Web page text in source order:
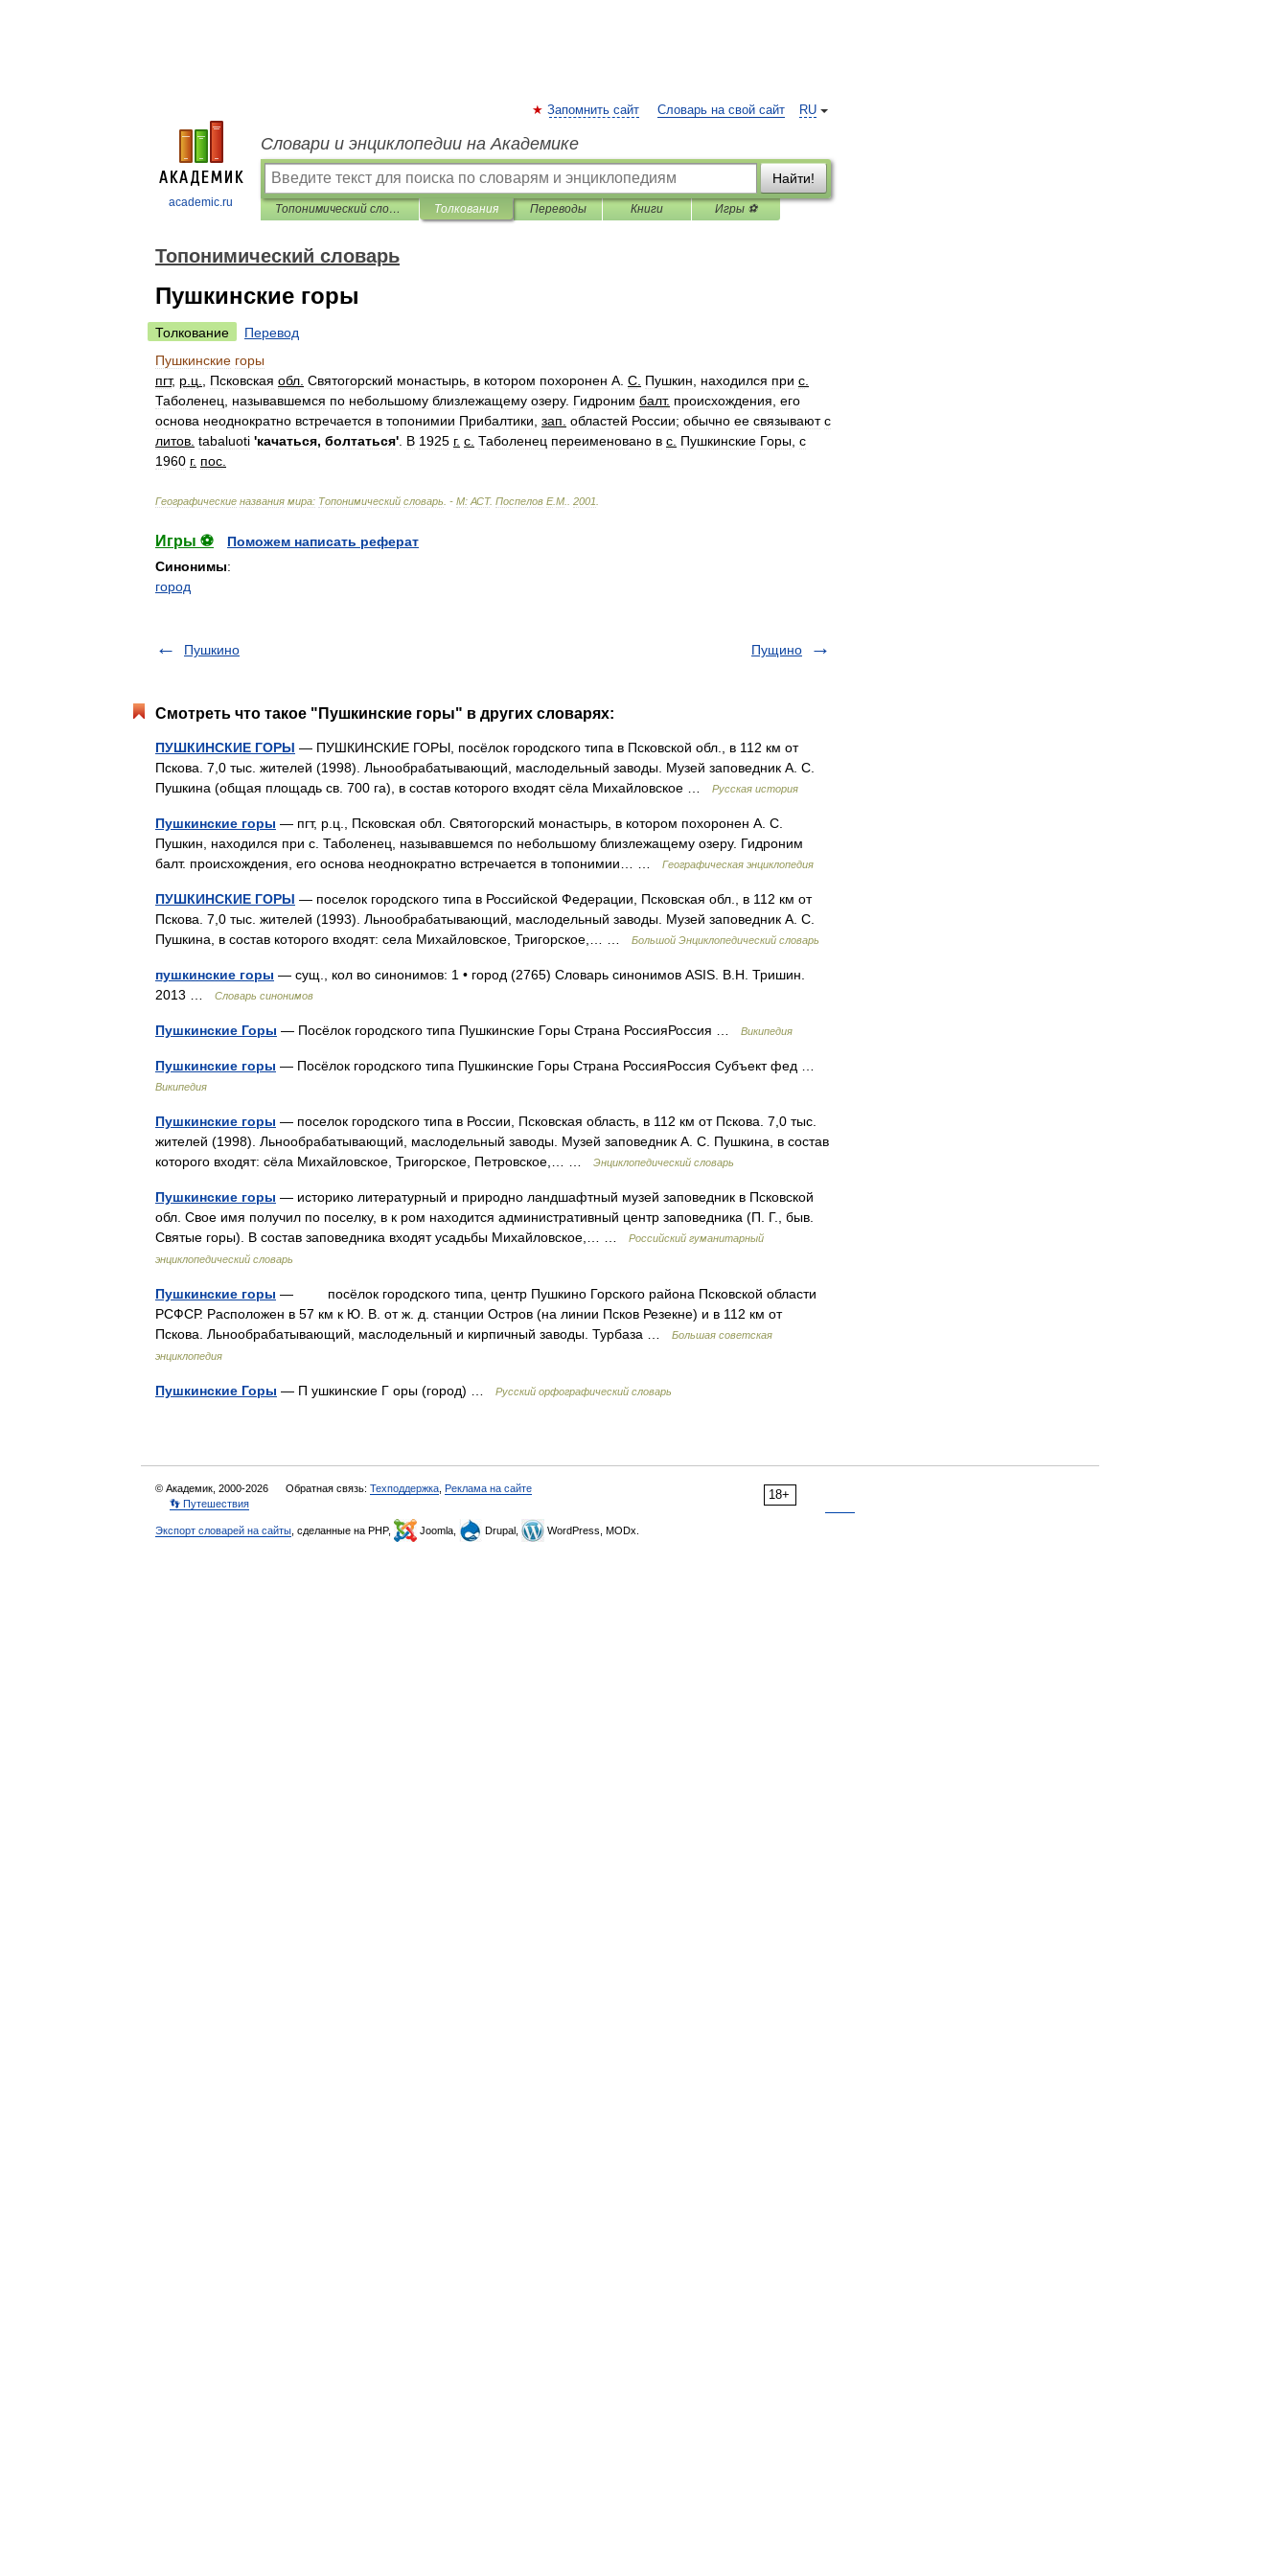
academic.ru
RU
Запомнить сайт Словарь на свой сайт
Словари и энциклопедии на Академике
Найти!
Топонимический словарь Толкования Переводы Книги Игры ⚽
Топонимический словарь
Пушкинские горы
Толкование
Перевод
Пушкинские горы
пгт, р ц Псковская обл Святогорский монастырь в котором похоронен А С Пушкин находился при с
Таболенец
называвшемся по небольшому близлежащему озеру. Гидроним балт. происхождения его
основа неоднократно встречается в топонимии Прибалтики зап областей России; обычно ее связывают с
литов tabaluoti 'качаться, болтаться' В 1925 г. с Таболенец переименовано в с Пушкинские Горы с
1960 г. пос
Географические названия мира: Топонимический словарь . - М: АСТ. Поспелов Е.М 2001
Игры ⚽
Поможем написать реферат
Синонимы:
город
Пушкино Пущино
Смотреть что такое "Пушкинские горы" в других словарях:
ПУШКИНСКИЕ ГОРЫ — ПУШКИНСКИЕ ГОРЫ, посёлок городского типа в Псковской обл., в 112 км от
Пскова. 7,0 тыс. жителей (1998). Льнообрабатывающий, маслодельный заводы. Музей заповедник А. С.
Пушкина (общая площадь св. 700 га), в состав которого входят сёла Михайловское …
Русская история
Пушкинские горы — пгт, р.ц., Псковская обл. Святогорский монастырь, в котором похоронен А. С.
Пушкин, находился при с. Таболенец, называвшемся по небольшому близлежащему озеру. Гидроним
балт. происхождения, его основа неоднократно встречается в топонимии… …
Географическая энциклопедия
ПУШКИНСКИЕ ГОРЫ — поселок городского типа в Российской Федерации, Псковская обл., в 112 км от
Пскова. 7,0 тыс. жителей (1993). Льнообрабатывающий, маслодельный заводы. Музей заповедник А. С.
Пушкина, в состав которого входят: села Михайловское, Тригорское,… …
Большой Энциклопедический словарь
пушкинские горы — сущ., кол во синонимов: 1 • город (2765) Словарь синонимов ASIS. В.Н. Тришин.
2013 …
Словарь синонимов
Пушкинские Горы — Посёлок городского типа Пушкинские Горы Страна РоссияРоссия … Википедия
Пушкинские горы — Посёлок городского типа Пушкинские Горы Страна РоссияРоссия Субъект фед …
Википедия
Пушкинские горы — поселок городского типа в России, Псковская область, в 112 км от Пскова. 7,0 тыс.
жителей (1998). Льнообрабатывающий, маслодельный заводы. Музей заповедник А. С. Пушкина, в состав
которого входят: сёла Михайловское, Тригорское, Петровское,… …
Энциклопедический словарь
Пушкинские горы — историко литературный и природно ландшафтный музей заповедник в Псковской
обл. Свое имя получил по поселку, в к ром находится административный центр заповедника (П. Г., быв.
Святые горы). В состав заповедника входят усадьбы Михайловское,… …
Российский гуманитарный
энциклопедический словарь
Пушкинские горы — посёлок городского типа, центр Пушкино Горского района Псковской области
РСФСР. Расположен в 57 км к Ю. В. от ж. д. станции Остров (на линии Псков Резекне) и в 112 км от
Пскова. Льнообрабатывающий, маслодельный и кирпичный заводы. Турбаза …
Большая советская
энциклопедия
Пушкинские Горы — П ушкинские Г оры (город) … Русский орфографический словарь
18+
© Академик, 2000-2026 Обратная связь: Техподдержка Реклама на сайте
👣 Путешествия
Экспорт словарей на сайты , сделанные на PHP, Joomla, Drupal, WordPress, MODx.